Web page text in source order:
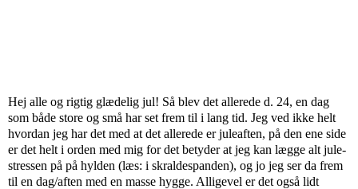
Hej alle og rigtig glædelig jul! Så blev det allerede d. 24, en dag
som både store og små har set frem til i lang tid. Jeg ved ikke helt
hvordan jeg har det med at det allerede er juleaften, på den ene side
er det helt i orden med mig for det betyder at jeg kan lægge alt jule-
stressen på på hylden (læs: i skraldespanden), og jo jeg ser da frem
til en dag/aften med en masse hygge. Alligevel er det også lidt